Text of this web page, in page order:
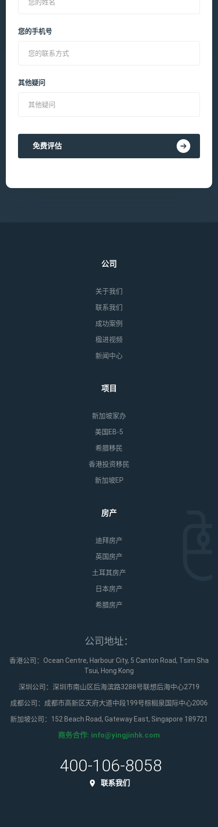
您的手机号
其他疑问
免费评估
公司
关于我们
联系我们
成功案例
楹进视频
新闻中心
项目
新加坡家办
美国EB-5
希腊移民
香港投资移民
新加坡EP
房产
迪拜房产
英国房产
土耳其房产
日本房产
希腊房产
公司地址：
香港公司：Ocean Centre, Harbour City, 5 Canton Road, Tsim Sha
Tsui, Hong Kong
深圳公司：深圳市南山区后海滨路3288号联想后海中心2719
成都公司：成都市高新区天府大道中段199号棕榈泉国际中心2006
新加坡公司：152 Beach Road, Gateway East, Singapore 189721
商务合作: info@yingjinhk.com
400-106-8058
联系我们